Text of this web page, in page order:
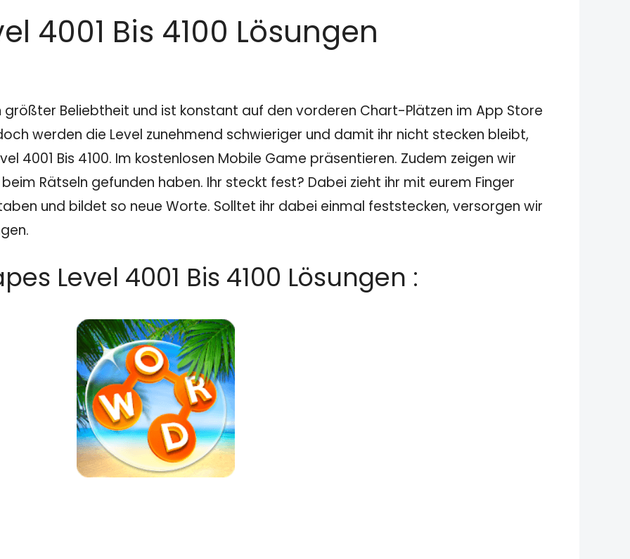
4001 Bis 4100 Lösungen
Beliebtheit und ist konstant auf den vorderen Chart-Plätzen im App Store
werden die Level zunehmend schwieriger und damit ihr nicht stecken bleibt,
4001 Bis 4100. Im kostenlosen Mobile Game präsentieren. Zudem zeigen wir
Rätseln gefunden haben. Ihr steckt fest? Dabei zieht ihr mit eurem Finger
und bildet so neue Worte. Solltet ihr dabei einmal feststecken, versorgen wir
Level 4001 Bis 4100 Lösungen :